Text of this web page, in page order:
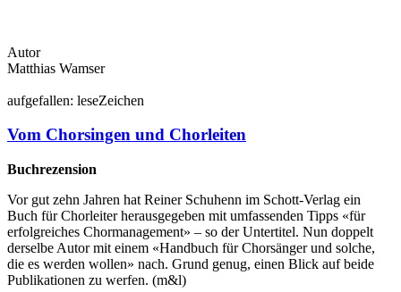
Autor
Matthias Wamser
aufgefallen: leseZeichen
Vom Chorsingen und Chorleiten
Buchrezension
Vor gut zehn Jahren hat Reiner Schuhenn im Schott-Verlag ein
Buch für Chorleiter herausgegeben mit umfassenden Tipps «für
erfolgreiches Chormanagement» – so der Untertitel. Nun doppelt
derselbe Autor mit einem «Handbuch für Chorsänger und solche,
die es werden wollen» nach. Grund genug, einen Blick auf beide
Publikationen zu werfen. (m&l)